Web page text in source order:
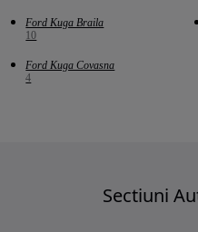
Ford Kuga Braila
10
Ford Kuga Covasna
4
Sectiuni